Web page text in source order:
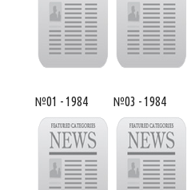
№01 - 1984 №03 - 1984